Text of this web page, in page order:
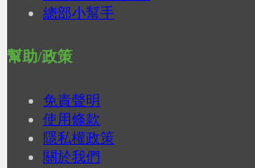
總部小幫手
幫助/政策
免責聲明
使用條款
隱私權政策
關於我們